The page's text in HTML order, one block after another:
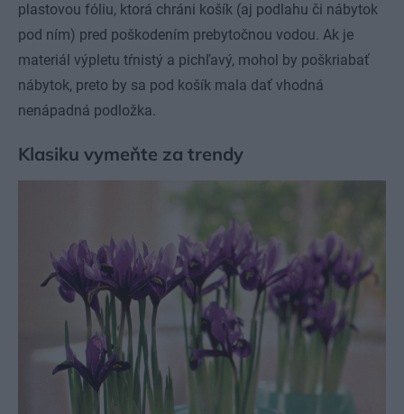
plastovou fóliu, ktorá chráni košík (aj podlahu či nábytok
pod ním) pred poškodením prebytočnou vodou. Ak je
materiál výpletu tŕnistý a pichľavý, mohol by poškriabať
nábytok, preto by sa pod košík mala dať vhodná
nenápadná podložka.
Klasiku vymeňte za trendy